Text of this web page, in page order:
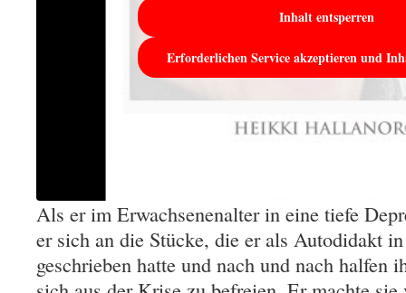
Inhalt entsperren
Erforderlichen Service akzeptieren und
Als er im Erwachsenenalter in eine tiefe
er sich an die Stücke, die er als Autodidakt
geschrieben hatte und nach und nach halfen